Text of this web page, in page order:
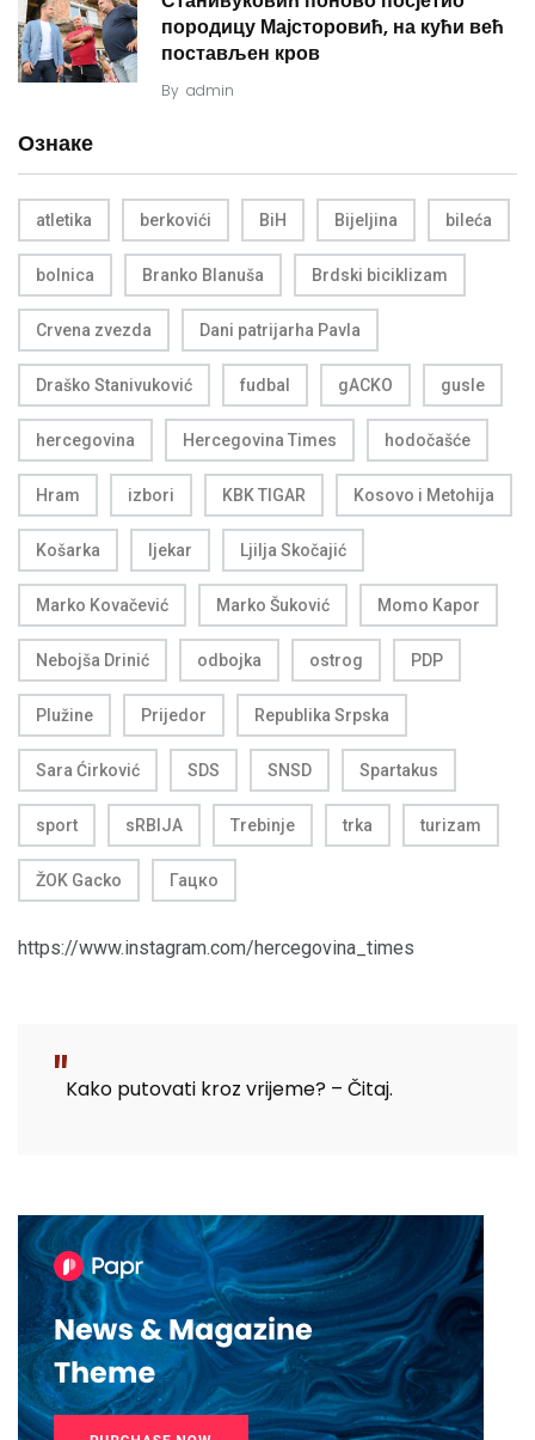
породицу Мајсторовић, на кући већ
постављен кров
By admin
Ознаке
atletika berkovići BiH Bijeljina bileća
bolnica Branko Blanuša Brdski biciklizam
Crvena zvezda Dani patrijarha Pavla
Draško Stanivuković fudbal gACKO gusle
hercegovina Hercegovina Times hodočašće
Hram izbori KBK TIGAR Kosovo i Metohija
Košarka ljekar Ljilja Skočajić
Marko Kovačević Marko Šuković Momo Kapor
Nebojša Drinić odbojka ostrog PDP
Plužine Prijedor Republika Srpska
Sara Ćirković SDS SNSD Spartakus
sport sRBIJA Trebinje trka turizam
ŽOK Gacko Гацко
https://www.instagram.com/hercegovina_times
Kako putovati kroz vrijeme? – Čitaj.